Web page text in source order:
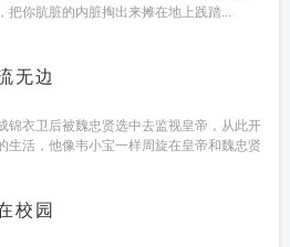
把你肮脏的内脏掏出来摊在地上践踏...
无边
锦衣卫后被魏忠贤选中去监视皇帝，从此开
生活，他像韦小宝一样周旋在皇帝和魏忠贤
校园